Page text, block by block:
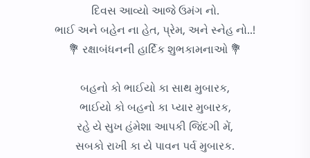
દિવસ આવ્યો આજે ઉમંગ નો.
ભાઈ અને બહેન ના હેત, પ્રેમ, અને સ્નેહ નો..!
💐 રક્ષાબંધનની હાર્દિક શુભકામનાઓ 💐
બહનો કો ભાઈયો કા સાથ મુબારક,
ભાઈયો કો બહનો કા પ્યાર મુબારક,
રહે યે સુખ હંમેશા આપકી જિંદગી મેં,
સબકો રાખી કા યે પાવન પર્વ મુબારક.